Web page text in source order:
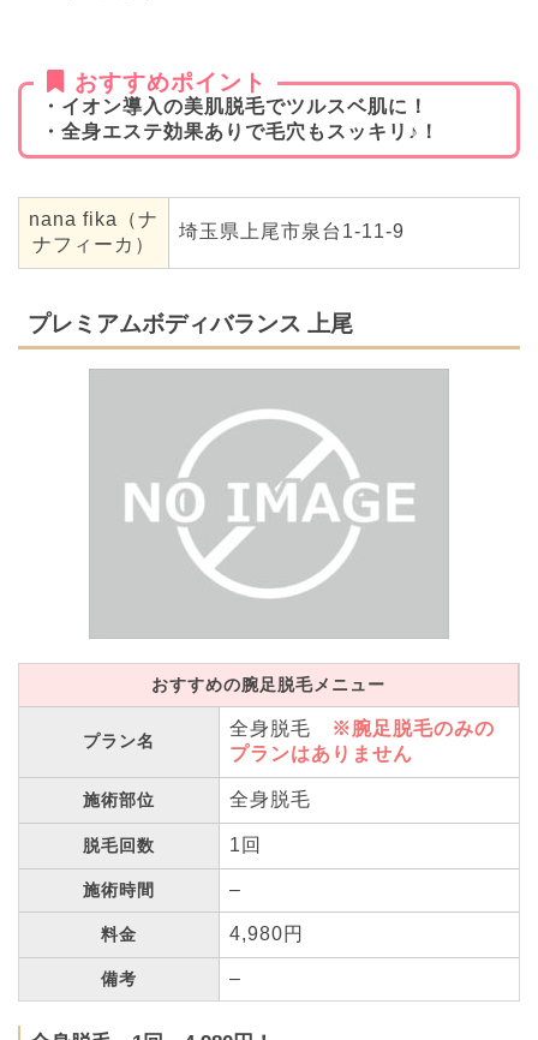
おすすめポイント
・イオン導入の美肌脱毛でツルスベ肌に！
・全身エステ効果ありで毛穴もスッキリ♪！
nana fika（ナ
ナフィーカ）
埼玉県上尾市泉台1-11-9
プレミアムボディバランス 上尾
おすすめの腕足脱毛メニュー
プラン名
全身脱毛
※腕足脱毛のみの
プランはありません
施術部位 全身脱毛
脱毛回数 1回
施術時間 –
料金 4,980円
備考 –